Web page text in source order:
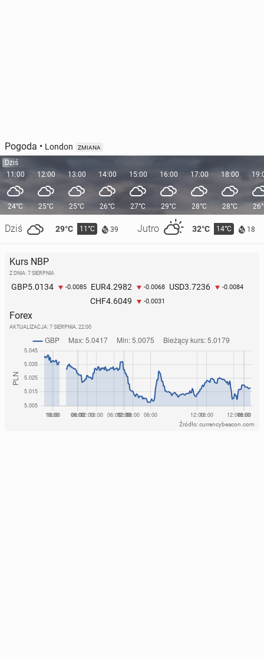
Pogoda • London ZMIANA
Dziś
11:00
24°C
Dziś 29°C 11°C 39 Jutro 32°C 14°C 18
12:00
25°C
13:00
25°C
14:00
26°C
15:00
27°C
16:00
29°C
17:00
28°C
18:00
28°C
Kurs NBP
Z DNIA: 7 SIERPNIA
GBP5.0134 -0.0085 EUR4.2982 -0.0068 USD3.7236 -0.0084
CHF4.6049 -0.0031
Forex
AKTUALIZACJA: 7 SIERPNIA, 22:00
Źródło: currencybeacon.com